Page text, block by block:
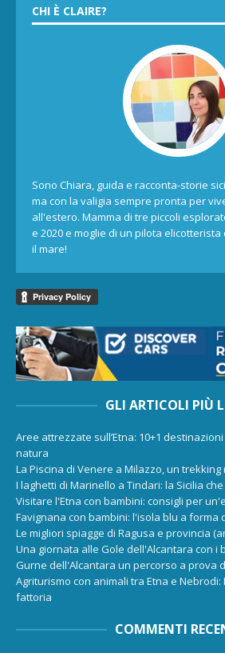
CHI È CLAIRE?
Sono Chiara, guida e racconta-storie
ma con la valigia sempre pronta per
all'estero. Mamma di tre piccoli
e 2020 e moglie di un pilota
il mare!
GLI ARTICOLI PIÙ
Aree attrezzate sull’Etna: 10+1
natura
La Piscina di Venere a Milazzo, un trekking
I laghetti di Marinello a Tindari: la Sicilia
Visitare l'Etna con bambini: consigli per
Favignana con bambini: l'isola blu a forma
Le migliori spiagge di Ragusa e provincia
Una giornata alle Gole dell'Alcantara con i
Gurne dell'Alcantara un percorso a prova
Agriturismo con animali tra Etna e
fattoria
COMMENTI